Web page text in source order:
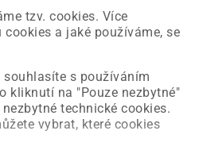
tzv. cookies. Více
a jaké používáme, se
s používáním
kliknutí na "Pouze nezbytné"
technické cookies.
vybrat, které cookies
straně a už ji opravujeme.
požadovanou stránku.
Úvodní strana